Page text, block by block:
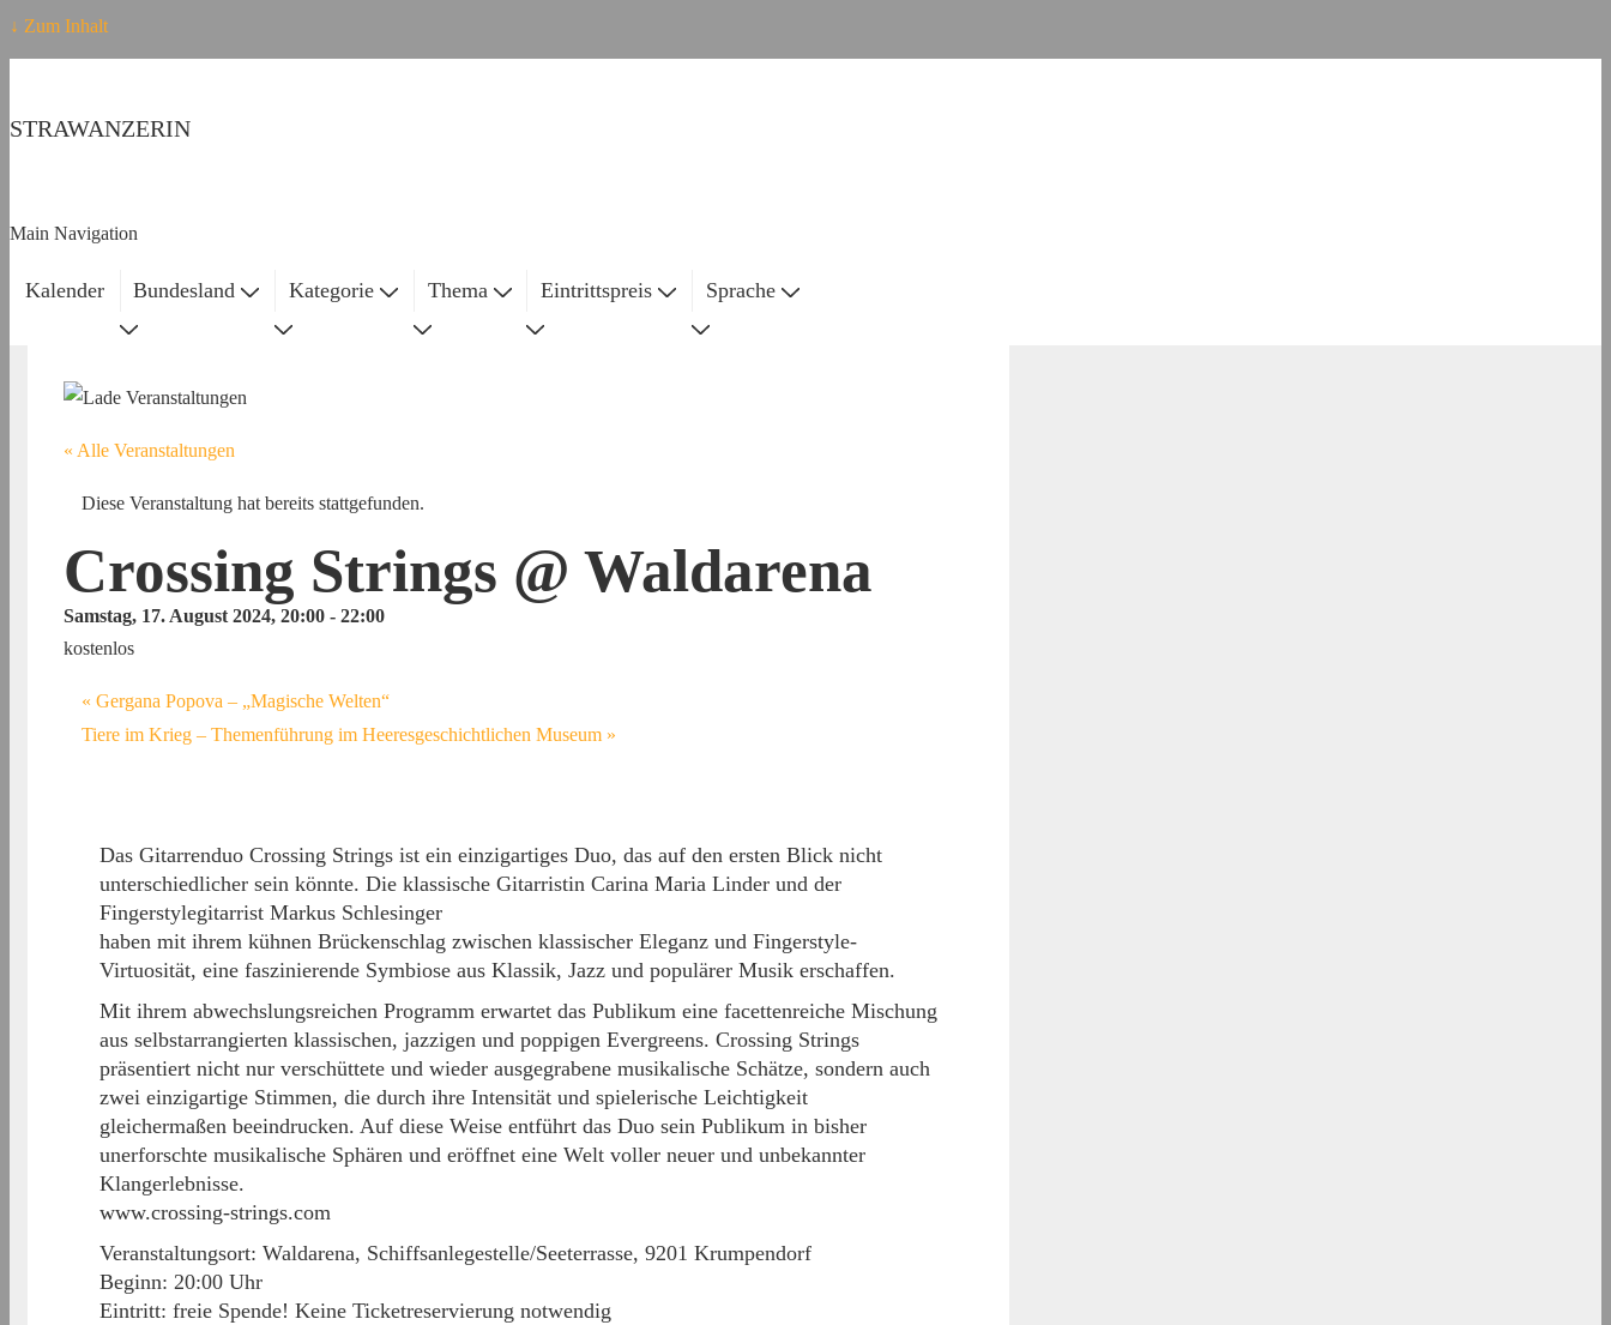
↓ Zum Inhalt
STRAWANZERIN
Main Navigation
Kalender Bundesland Kategorie Thema Eintrittspreis Sprache
« Alle Veranstaltungen
Diese Veranstaltung hat bereits stattgefunden.
Crossing Strings @ Waldarena
Samstag, 17. August 2024, 20:00 - 22:00
kostenlos
« Gergana Popova – „Magische Welten“
Tiere im Krieg – Themenführung im Heeresgeschichtlichen Museum »
Das Gitarrenduo Crossing Strings ist ein einzigartiges Duo, das auf den ersten Blick nicht
unterschiedlicher sein könnte. Die klassische Gitarristin Carina Maria Linder und der
Fingerstylegitarrist Markus Schlesinger
haben mit ihrem kühnen Brückenschlag zwischen klassischer Eleganz und Fingerstyle-
Virtuosität, eine faszinierende Symbiose aus Klassik, Jazz und populärer Musik erschaffen.
Mit ihrem abwechslungsreichen Programm erwartet das Publikum eine facettenreiche Mischung
aus selbstarrangierten klassischen, jazzigen und poppigen Evergreens. Crossing Strings
präsentiert nicht nur verschüttete und wieder ausgegrabene musikalische Schätze, sondern auch
zwei einzigartige Stimmen, die durch ihre Intensität und spielerische Leichtigkeit
gleichermaßen beeindrucken. Auf diese Weise entführt das Duo sein Publikum in bisher
unerforschte musikalische Sphären und eröffnet eine Welt voller neuer und unbekannter
Klangerlebnisse.
www.crossing-strings.com
Veranstaltungsort: Waldarena, Schiffsanlegestelle/Seeterrasse, 9201 Krumpendorf
Beginn: 20:00 Uhr
Eintritt: freie Spende! Keine Ticketreservierung notwendig